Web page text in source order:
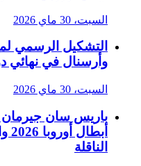
السبت، 30 ماي 2026
التشكيل الرسمي
وأرسنال في نهائي
السبت، 30 ماي 2026
باريس سان
الناقلة